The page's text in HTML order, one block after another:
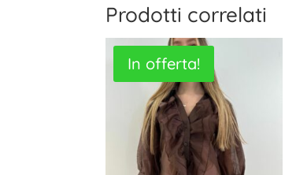
Prodotti correlati
In offerta!